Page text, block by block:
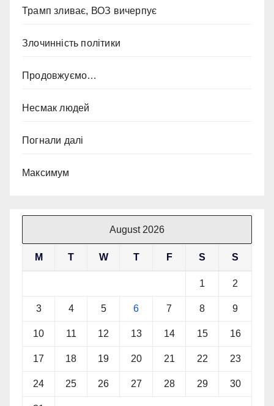
Трамп зливає, ВОЗ вичерпує
Злочинність політики
Продовжуємо…
Несмак людей
Погнали далі
Максимум
August 2026
M T W T F S S
1 2
3 4 5 6 7 8 9
10 11 12 13 14 15 16
17 18 19 20 21 22 23
24 25 26 27 28 29 30